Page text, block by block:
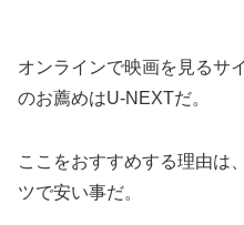
オンラインで映画を見るサ
のお薦めはU-NEXTだ。
ここをおすすめする理由は
ツで安い事だ。